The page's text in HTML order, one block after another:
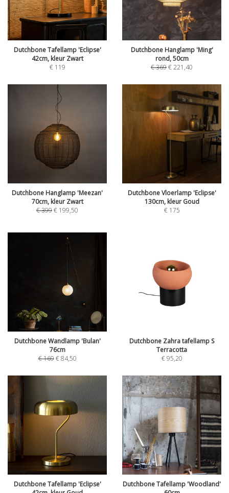
Dutchbone Tafellamp 'Eclipse'
42cm, kleur Zwart
€ 119
Dutchbone Hanglamp 'Ming'
rond, 50cm
€369€221,40
Dutchbone Hanglamp 'Meezan'
70cm, kleur Zwart
€399€ 199,50
Dutchbone Vloerlamp 'Eclipse'
130cm, kleur Goud
€ 175
Dutchbone Wandlamp 'Bulan'
76cm
€169 €84,50
Dutchbone Zahra tafellamp S
Terracotta
€95,20
Dutchbone Tafellamp 'Eclipse'
Dutchbone Tafellamp 'Woodland'